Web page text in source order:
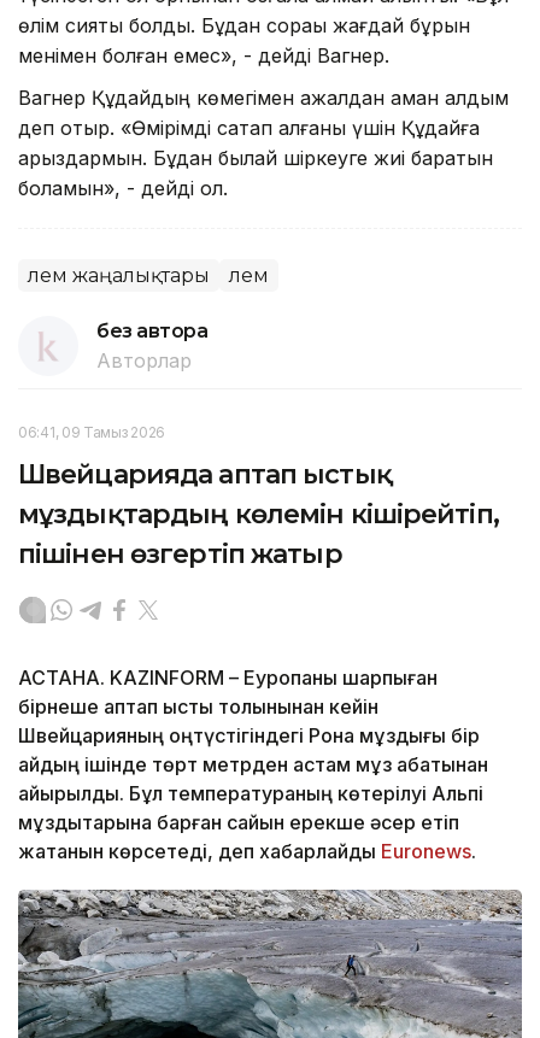
өлім сияқты болды. Бұдан сорақы жағдай бұрын
менімен болған емес», - дейді Вагнер.
Вагнер Құдайдың көмегімен ажалдан аман қалдым
деп отыр. «Өмірімді сақтап қалғаны үшін Құдайға
қарыздармын. Бұдан былай шіркеуге жиі баратын
боламын», - дейді ол.
Әлем жаңалықтары Әлем
без автора
Авторлар
06:41, 09 Тамыз 2026
Швейцарияда аптап ыстық
мұздықтардың көлемін кішірейтіп,
пішінен өзгертіп жатыр
АСТАНА. KAZINFORM – Еуропаны шарпыған
бірнеше аптап ыстық толқынынан кейін
Швейцарияның оңтүстігіндегі Рона мұздығы бір
айдың ішінде төрт метрден астам мұз қабатынан
айырылды. Бұл температураның көтерілуі Альпі
мұздықтарына барған сайын ерекше әсер етіп
жатқанын көрсетеді, деп хабарлайды Еuronews.